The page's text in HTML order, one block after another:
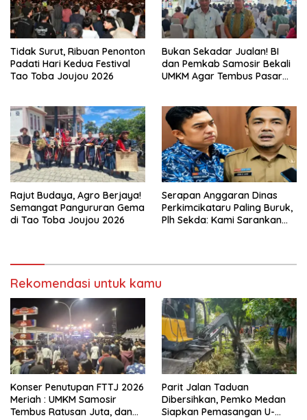
Tidak Surut, Ribuan Penonton
Padati Hari Kedua Festival
Tao Toba Joujou 2026
Bukan Sekadar Jualan! BI
dan Pemkab Samosir Bekali
UMKM Agar Tembus Pasar
Rajut Budaya, Agro Berjaya!
Semangat Pangururan Gema
di Tao Toba Joujou 2026
Serapan Anggaran Dinas
Perkimcikataru Paling Buruk,
Plh Sekda: Kami Sarankan
Rekomendasi untuk kamu
Konser Penutupan FTTJ 2026
Meriah : UMKM Samosir
Tembus Ratusan Juta, dan
Parit Jalan Taduan
Dibersihkan, Pemko Medan
Siapkan Pemasangan U-